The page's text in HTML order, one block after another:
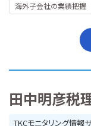
海外子会社の業績把握
田中明彦税
TKCモニタリング情報